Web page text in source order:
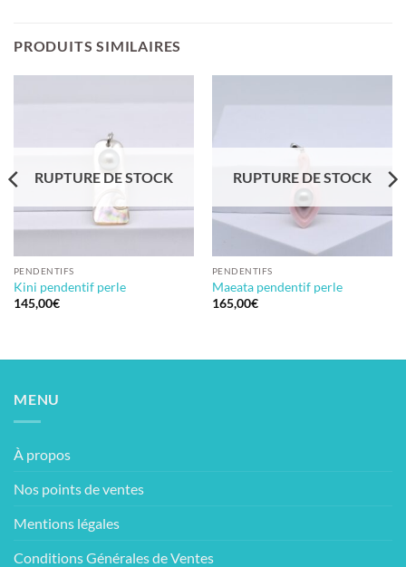
PRODUITS SIMILAIRES
RUPTURE DE STOCK
PENDENTIFS
Kini pendentif perle
145,00€
RUPTURE DE STOCK
PENDENTIFS
Maeata pendentif perle
165,00€
MENU
À propos
Nos points de ventes
Mentions légales
Conditions Générales de Ventes